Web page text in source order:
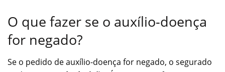
O que fazer se o auxílio-doença
for negado?
Se o pedido de auxílio-doença for negado, o segurado